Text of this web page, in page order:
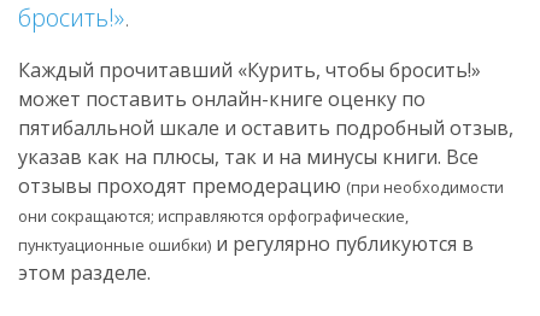
бросить!».
Каждый прочитавший «Курить, чтобы бросить!»
может поставить онлайн-книге оценку по
пятибалльной шкале и оставить подробный отзыв,
указав как на плюсы, так и на минусы книги. Все
отзывы проходят премодерацию (при необходимости
они сокращаются; исправляются орфографические,
пунктуационные ошибки) и регулярно публикуются в
этом разделе.